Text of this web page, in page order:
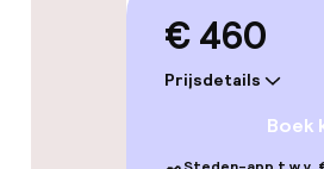
Eet- en
€ 460
Prijsdetails
Boek